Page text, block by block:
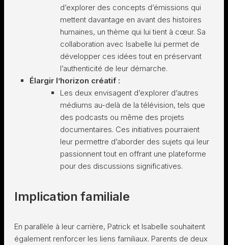
d’explorer des concepts d’émissions qui
mettent davantage en avant des histoires
humaines, un thème qui lui tient à cœur. Sa
collaboration avec Isabelle lui permet de
développer ces idées tout en préservant
l’authenticité de leur démarche.
Élargir l’horizon créatif :
Les deux envisagent d’explorer d’autres
médiums au-delà de la télévision, tels que
des podcasts ou même des projets
documentaires. Ces initiatives pourraient
leur permettre d’aborder des sujets qui leur
passionnent tout en offrant une plateforme
pour des discussions significatives.
Implication familiale
En parallèle à leur carrière, Patrick et Isabelle souhaitent
également renforcer les liens familiaux. Parents de deux